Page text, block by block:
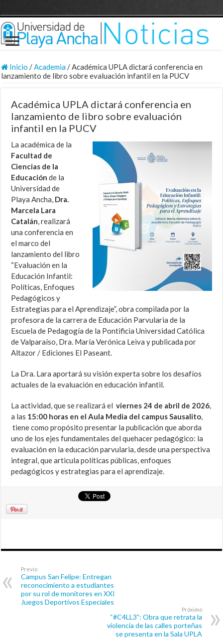
Inicio /Academia/Académica UPLA dictará conferencia en
lanzamiento de libro sobre evaluación infantil en la PUCV
Académica UPLA dictará conferencia en
lanzamiento de libro sobre evaluación
infantil en la PUCV
La académica de la
Facultad de
Ciencias de la
Educaciónde la
Universidad de
Playa Ancha, Dra.
Marcela Lara
Catalán, realizará
una conferencia en
el marco del
lanzamiento del libro
“Evaluación en la
Educación Infantil:
Políticas, Enfoques
Pedagógicos y
Estrategias para el Aprendizaje”, obra compilada por la
profesora de la carrera de Educación Parvularia de la
Escuela de Pedagogía de la Pontificia Universidad Católica
de Valparaíso, Dra. María Verónica Leiva y publicada por
Altazor / Ediciones El Paseant.
La Dra. Lara aportará su visión experta sobre los desafíos
actuales de la evaluación en educación infantil.
La actividad, que se realizará elviernes 24 de abril de 2026,
a las 15:00 horas en el Aula Media del campus Sausalito,
tiene como propósito presentar la publicación que aborda
uno de los ejes fundamentales del quehacer pedagógico: la
evaluación en la educación parvularia, desde una perspectiva
integral, que articula políticas públicas, enfoques
pedagógicos y estrategias para el aprendizaje.
Previo
Campus San Felipe: Entregan
reconocimiento a estudiantes
por su rol de monitores en XXI
Juegos Deportivos Especiales
Próximo
“#C4LL3”: Obra que retrata la
violencia de las calles porteñas
se presenta en la Sala UPLA